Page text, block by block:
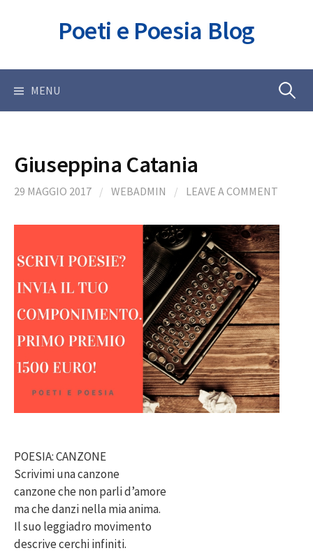
Poeti e Poesia Blog
MENU Ricerca
Giuseppina Catania
29 MAGGIO 2017 / WEBADMIN / LEAVE A COMMENT
POESIA: CANZONE
Scrivimi una canzone
canzone che non parli d’amore
ma che danzi nella mia anima.
Il suo leggiadro movimento
descrive cerchi infiniti.